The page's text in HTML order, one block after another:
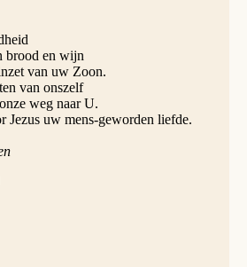
brood en wijn
van uw Zoon.
van onszelf
weg naar U.
Jezus uw mens-geworden liefde.